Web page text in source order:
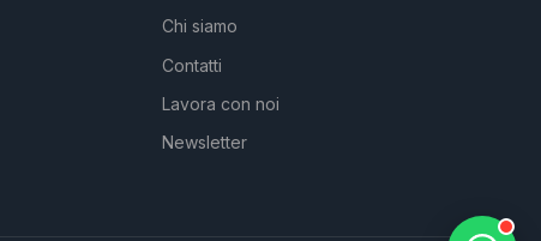
Chi siamo
Contatti
Lavora con noi
Newsletter